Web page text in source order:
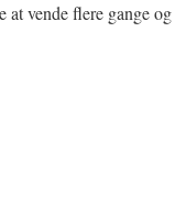
vende flere gange og